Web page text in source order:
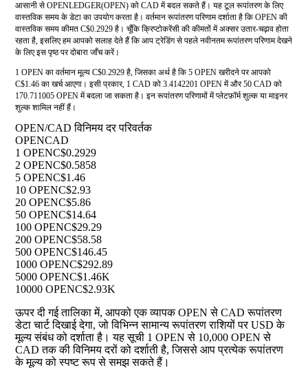
आसानी से OPENLEDGER(OPEN) को CAD में बदल सकते हैं। यह टूल रूपांतरण के लिए
वास्तविक समय के डेटा का उपयोग करता है। वर्तमान रूपांतरण परिणाम दर्शाता है कि OPEN की
वास्तविक समय कीमत C$0.2929 है। चूँकि क्रिप्टोकरेंसी की कीमतों में अक्सर उतार-चढ़ाव होता
रहता है, इसलिए हम आपको सलाह देते हैं कि आप ट्रेडिंग से पहले नवीनतम रूपांतरण परिणाम देखने
के लिए इस पृष्ठ पर दोबारा जाँच करें।
1 OPEN का वर्तमान मूल्य C$0.2929 है, जिसका अर्थ है कि 5 OPEN खरीदने पर आपको
C$1.46 का खर्च आएगा। इसी प्रकार, 1 CAD को 3.4142201 OPEN में और 50 CAD को
170.711005 OPEN में बदला जा सकता है। इन रूपांतरण परिणामों में प्लेटफ़ॉर्म शुल्क या माइनर
शुल्क शामिल नहीं हैं।
OPEN/CAD विनिमय दर परिवर्तक
OPENCAD
1 OPENC$0.2929
2 OPENC$0.5858
5 OPENC$1.46
10 OPENC$2.93
20 OPENC$5.86
50 OPENC$14.64
100 OPENC$29.29
200 OPENC$58.58
500 OPENC$146.45
1000 OPENC$292.89
5000 OPENC$1.46K
10000 OPENC$2.93K
ऊपर दी गई तालिका में, आपको एक व्यापक OPEN से CAD रूपांतरण
डेटा चार्ट दिखाई देगा, जो विभिन्न सामान्य रूपांतरण राशियों पर USD के
मूल्य संबंध को दर्शाता है। यह सूची 1 OPEN से 10,000 OPEN से
CAD तक की विनिमय दरों को दर्शाती है, जिससे आप प्रत्येक रूपांतरण
के मूल्य को स्पष्ट रूप से समझ सकते हैं।